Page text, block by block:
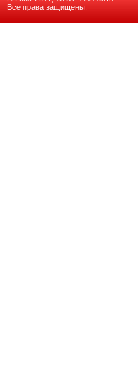
Все права защищены.